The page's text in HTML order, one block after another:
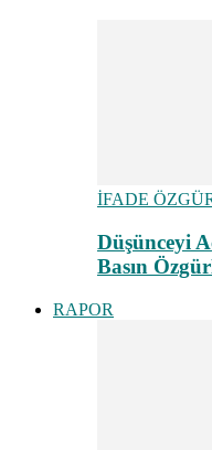
İFADE
Düşünceyi
Basın
RAPOR